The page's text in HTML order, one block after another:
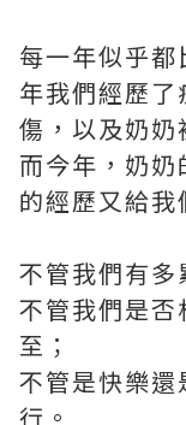
每一年似乎
年我們經歷
傷，以及奶奶
而今年，奶
的經歷又給我
不管我們有多
不管我們是
至；
不管是快樂
行。